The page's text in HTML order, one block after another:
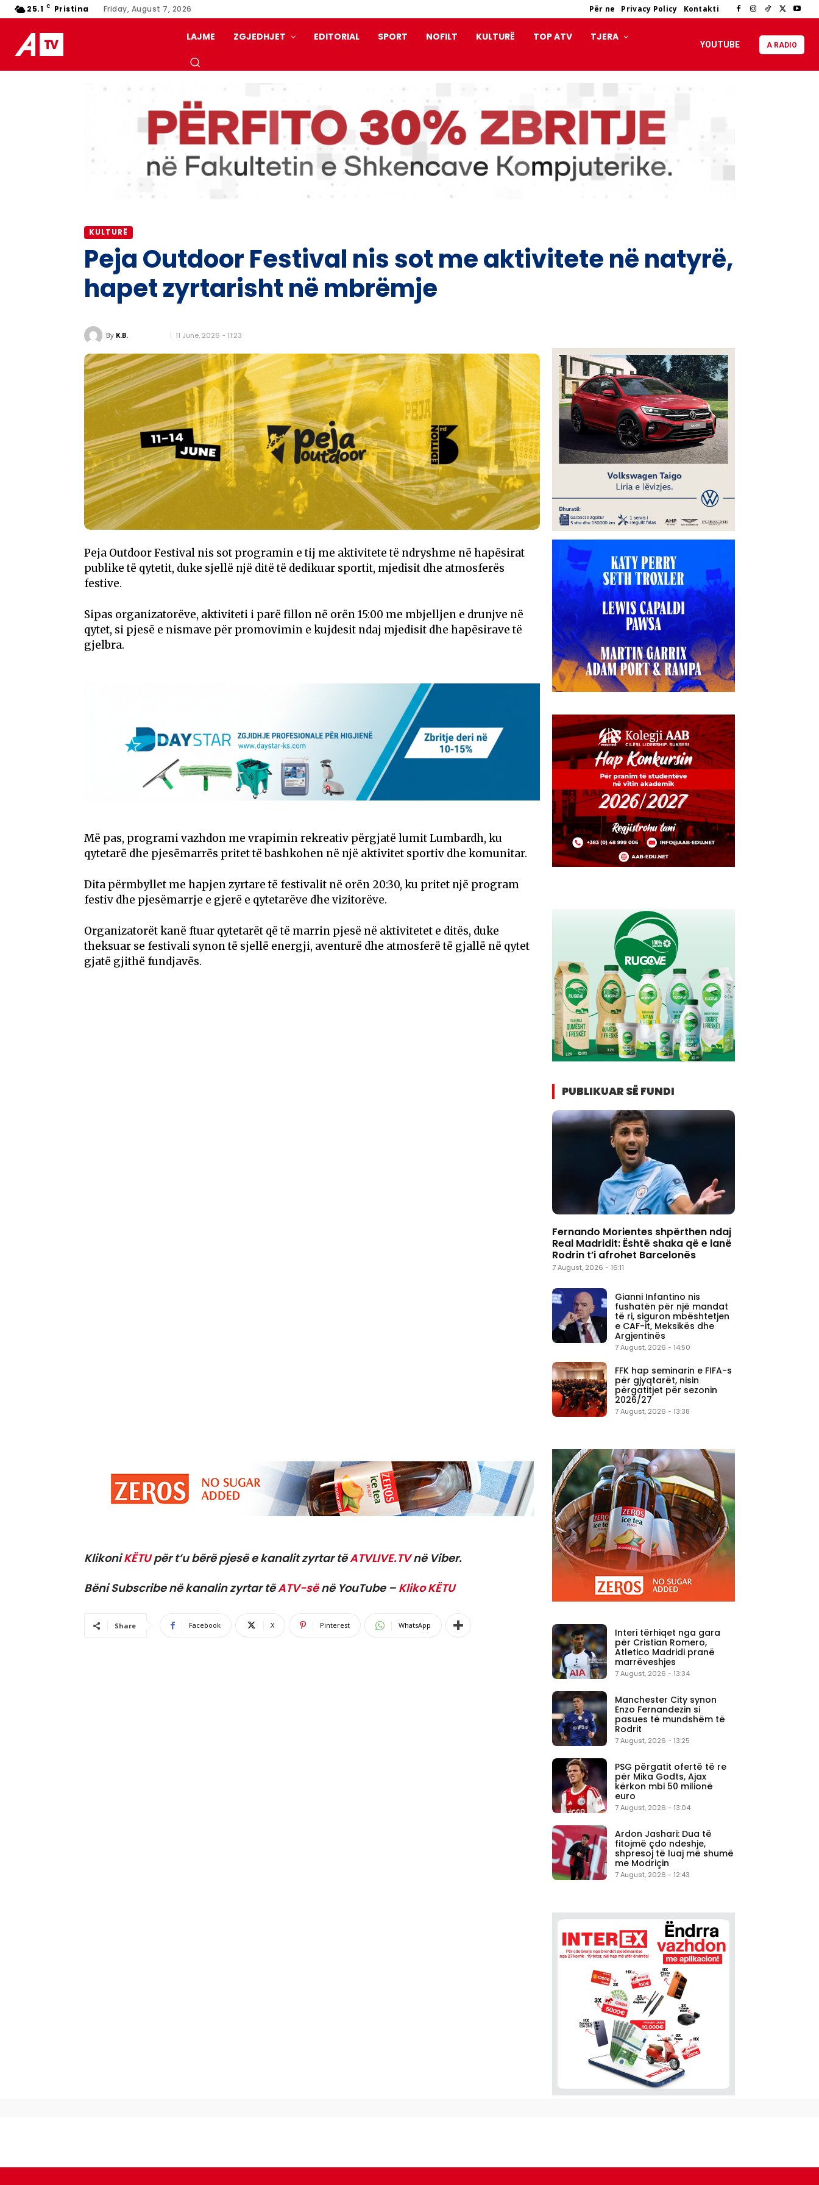
25.1 C Pristina Friday, August 7, 2026 Për ne Privacy Policy Kontakti
LAJME ZGJEDHJET EDITORIAL SPORT NOFILT KULTURË TOP ATV TJERA
YOUTUBE A RADIO
KULTURË
Peja Outdoor Festival nis sot me aktivitete në natyrë,
hapet zyrtarisht në mbrëmje
By K.B. 11 June, 2026 - 11:23
Peja Outdoor Festival nis sot programin e tij me aktivitete të ndryshme në hapësirat
publike të qytetit, duke sjellë një ditë të dedikuar sportit, mjedisit dhe atmosferës
festive.
Sipas organizatorëve, aktiviteti i parë fillon në orën 15:00 me mbjelljen e drunjve në
qytet, si pjesë e nismave për promovimin e kujdesit ndaj mjedisit dhe hapësirave të
gjelbra.
Më pas, programi vazhdon me vrapimin rekreativ përgjatë lumit Lumbardh, ku
qytetarë dhe pjesëmarrës pritet të bashkohen në një aktivitet sportiv dhe komunitar.
Dita përmbyllet me hapjen zyrtare të festivalit në orën 20:30, ku pritet një program
festiv dhe pjesëmarrje e gjerë e qytetarëve dhe vizitorëve.
Organizatorët kanë ftuar qytetarët që të marrin pjesë në aktivitetet e ditës, duke
theksuar se festivali synon të sjellë energji, aventurë dhe atmosferë të gjallë në qytet
gjatë gjithë fundjavës.
KlikoniKËTUpër t’u bërë pjesë e kanalit zyrtar tëATVLIVE.TVnë Viber.
Bëni Subscribe në kanalin zyrtar tëATV-sënë YouTube – Kliko KËTU
Share Facebook X Pinterest WhatsApp
PUBLIKUAR SË FUNDI
Fernando Morientes shpërthen ndaj
Real Madridit: Është shaka që e lanë
Rodrin t’i afrohet Barcelonës
7 August, 2026 - 16:11
Gianni Infantino nis
fushatën për një mandat
të ri, siguron mbështetjen
e CAF-it, Meksikës dhe
Argjentinës
7 August, 2026 - 14:50
FFK hap seminarin e FIFA-s
për gjyqtarët, nisin
përgatitjet për sezonin
2026/27
7 August, 2026 - 13:38
Interi tërhiqet nga gara
për Cristian Romero,
Atletico Madridi pranë
marrëveshjes
7 August, 2026 - 13:34
Manchester City synon
Enzo Fernandezin si
pasues të mundshëm të
Rodrit
7 August, 2026 - 13:25
PSG përgatit ofertë të re
për Mika Godts, Ajax
kërkon mbi 50 milionë
euro
7 August, 2026 - 13:04
Ardon Jashari: Dua të
fitojmë çdo ndeshje,
shpresoj të luaj më shumë
me Modriçin
7 August, 2026 - 12:43